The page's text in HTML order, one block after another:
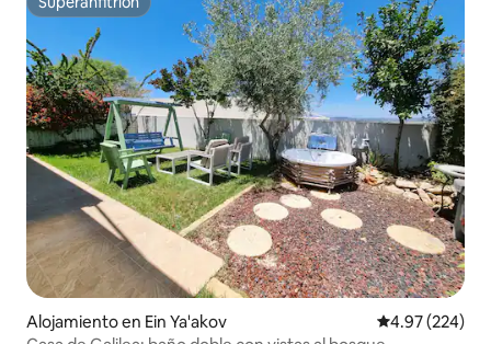
Superanfitrión
Alojamiento en Ein Ya'akov Calificación
4.97 (224)